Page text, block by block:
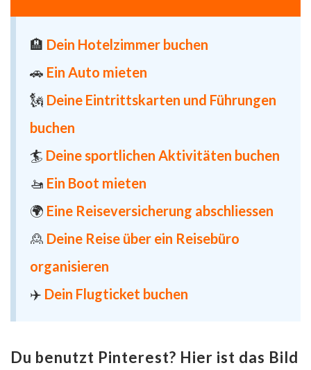
🏨 Dein Hotelzimmer buchen
🚗 Ein Auto mieten
🗽 Deine Eintrittskarten und Führungen
buchen
🏄 Deine sportlichen Aktivitäten buchen
🚤 Ein Boot mieten
🌍 Eine Reiseversicherung abschliessen
🙎 Deine Reise über ein Reisebüro
organisieren
✈️ Dein Flugticket buchen
Du benutzt Pinterest? Hier ist das Bild